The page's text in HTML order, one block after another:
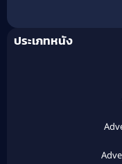
ประเภทหนัง